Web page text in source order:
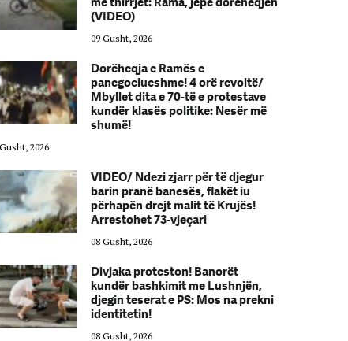
(VIDEO)
09 Gusht, 2026
Dorëheqja e Ramës e
panegociueshme! 4 orë revoltë/
Mbyllet dita e 70-të e protestave
kundër klasës politike: Nesër më
shumë!
2026
VIDEO/ Ndezi zjarr për të djegur
barin pranë banesës, flakët iu
përhapën drejt malit të Krujës!
Arrestohet 73-vjeçari
08 Gusht, 2026
Divjaka proteston! Banorët
kundër bashkimit me Lushnjën,
djegin teserat e PS: Mos na prekni
identitetin!
08 Gusht, 2026